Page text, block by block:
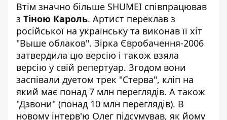
Втім значно більше SHUMEI співпрацював
з Тіною Кароль. Артист переклав з
російської на українську та виконав її хіт
"Выше облаков". Зірка Євробачення-2006
затвердила цю версію і також взяла
версію у свій репертуар. Згодом вони
заспівали дуетом трек "Стерва", кліп на
який має понад 7 млн переглядів. А також
"Дзвони" (понад 10 млн переглядів). В
новому інтерв'ю Олег підсумував, як йому